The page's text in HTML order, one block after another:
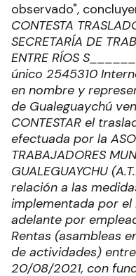
observado",
CONTESTA
SECRETARÍA DE
ENTRE RÍOS
único 2545310
en nombre y
de Gualeguaychú
CONTESTAR el
efectuada por la
TRABAJADORES
GUALEGUAYCHU
relación a las
implementada por
adelante por
Rentas (asambleas
de actividades)
20/08/2021, con